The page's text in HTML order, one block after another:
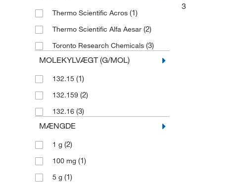
Thermo Scientific Acros (1)
Thermo Scientific Alfa Aesar (2)
Toronto Research Chemicals (3)
MOLEKYLVÆGT (G/MOL)
132.15 (1)
132.159 (2)
132.16 (3)
MÆNGDE
1 g (2)
100 mg (1)
5 g (1)
3